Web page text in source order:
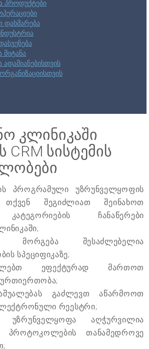
პროდუქტები
დახმარება
მიტანა
ადამიანებისთვის
კლინიკაში
CRM სისტემის
პროგრამული უზრუნველყოფის
თქვენ შეგიძლიათ შეინახოთ
ჩანაწერები
მორგება შესაძლებელია
სპეციფიკაზე;
ეფექტურად მართოთ
გაძლევთ აწარმოოთ
რეესტრი;
უზრუნველყოფა აღჭურვილია
პროტოკოლების თანამედროვე